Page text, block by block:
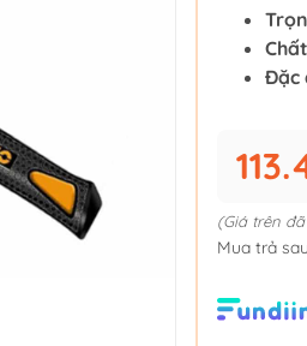
Đặc
(Giá trên
Mua trả